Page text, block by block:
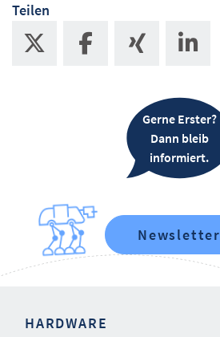
Teilen
Gerne Erster?
Dann bleib
informiert.
Newsletter
HARDWARE